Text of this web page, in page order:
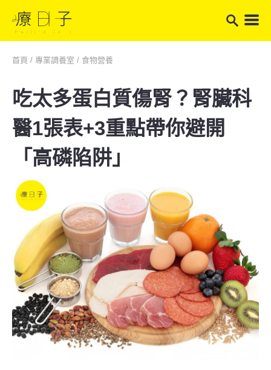
首頁 / 專業調養室 / 食物營養
吃太多蛋白質傷腎？腎臟科
醫1張表+3重點帶你避開
「高磷陷阱」